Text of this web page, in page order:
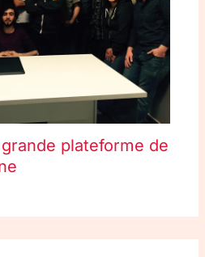
plateforme de